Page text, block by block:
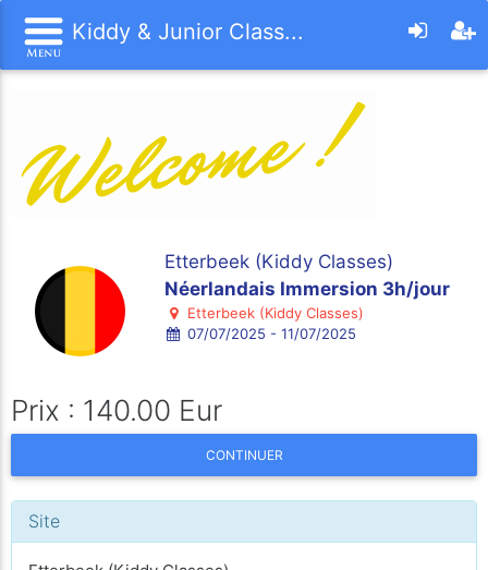
Kiddy & Junior Class...
Etterbeek (Kiddy Classes)
Néerlandais Immersion 3h/jour
Etterbeek (Kiddy Classes)
07/07/2025 - 11/07/2025
Prix : 140.00 Eur
CONTINUER
Site